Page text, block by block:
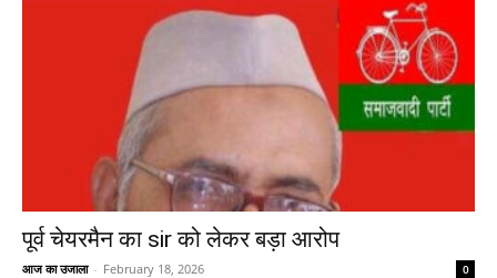
पूर्व चेयरमैन का sir को लेकर बड़ा आरोप
आज का उजाला - February 18, 2026 0